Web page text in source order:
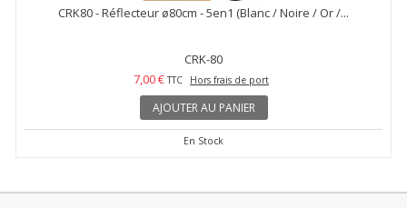
CRK80 - Réflecteur ø80cm - 5en1 (Blanc / Noire / Or /...
CRK-80
7,00 € TTC Hors frais de port
AJOUTER AU PANIER
En Stock